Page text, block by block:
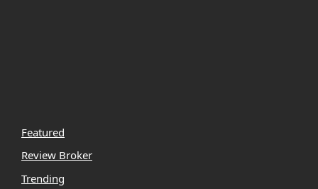
Featured
Review Broker
Trending